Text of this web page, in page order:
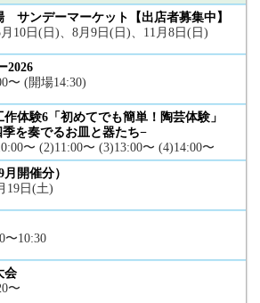
サンデーマーケット【出店者募集中】
10日(日)、8月9日(日)、11月8日(日)
2026
〜 (開場14:30)
作体験6「初めてでも簡単！陶芸体験」
を奏でるお皿と器たち−
〜 (2)11:00〜 (3)13:00〜 (4)14:00〜
開催分）
19日(土)
〜10:30
会
〜